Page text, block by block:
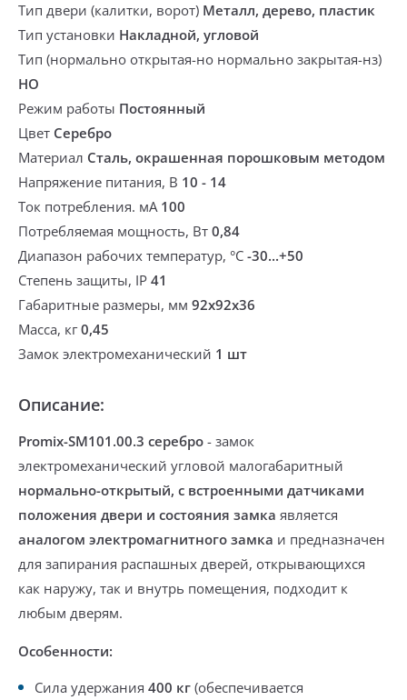
Тип двери (калитки, ворот) Металл, дерево, пластик
Тип установки Накладной, угловой
Тип (нормально открытая-но нормально закрытая-нз)
НО
Режим работы Постоянный
Цвет Серебро
Материал Сталь, окрашенная порошковым методом
Напряжение питания, В 10 - 14
Ток потребления. мА 100
Потребляемая мощность, Вт 0,84
Диапазон рабочих температур, °С -30...+50
Степень защиты, IP 41
Габаритные размеры, мм 92х92х36
Масса, кг0,45
Замок электромеханический 1 шт
Описание:
Promix-SM101.00.3 серебро - замок
электромеханический угловой малогабаритный
нормально-открытый, с встроенными датчиками
положения двери и состояния замка является
аналогом электромагнитного замка и предназначен
для запирания распашных дверей, открывающихся
как наружу, так и внутрь помещения, подходит к
любым дверям.
Особенности:
Сила удержания 400 кг (обеспечивается